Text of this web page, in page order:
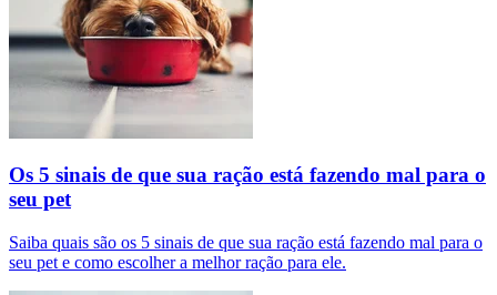
Os 5 sinais de que sua ração está fazendo mal para o
seu pet
Saiba quais são os 5 sinais de que sua ração está fazendo mal para o
seu pet e como escolher a melhor ração para ele.